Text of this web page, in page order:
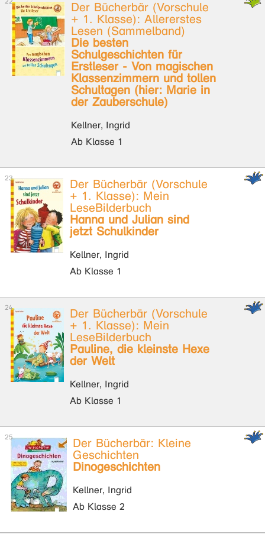
Der Bücherbär (Vorschule
+ 1. Klasse): Allererstes
Lesen (Sammelband)
Die besten
Schulgeschichten für
Erstleser - Von magischen
Klassenzimmern und tollen
Schultagen (hier: Marie in
der Zauberschule)
Kellner, Ingrid
Ab Klasse 1
Der Bücherbär (Vorschule
+ 1. Klasse): Mein
LeseBilderbuch
Hanna und Julian sind
jetzt Schulkinder
Kellner, Ingrid
Ab Klasse 1
Der Bücherbär (Vorschule
+ 1. Klasse): Mein
LeseBilderbuch
Pauline, die kleinste Hexe
der Welt
Kellner, Ingrid
Ab Klasse 1
Der Bücherbär: Kleine
Geschichten
Dinogeschichten
Kellner, Ingrid
Ab Klasse 2